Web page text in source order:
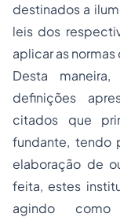
destinados a
leis dos
aplicar as normas
Desta
definições
citados que
fundante, tendo
elaboração de
feita, estes
agindo como